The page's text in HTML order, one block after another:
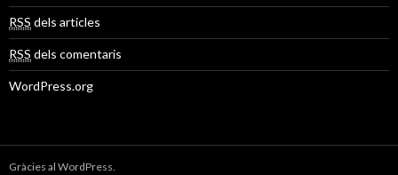
RSS dels articles
RSS dels comentaris
WordPress.org
Gràcies al WordPress.